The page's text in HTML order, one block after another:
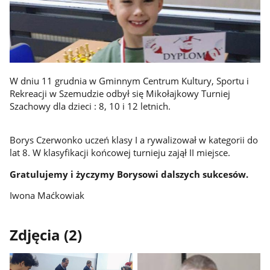
W dniu 11 grudnia w Gminnym Centrum Kultury, Sportu i
Rekreacji w Szemudzie odbył się Mikołajkowy Turniej
Szachowy dla dzieci : 8, 10 i 12 letnich.
Borys Czerwonko uczeń klasy I a rywalizował w kategorii do
lat 8. W klasyfikacji końcowej turnieju zajął II miejsce.
Gratulujemy i życzymy Borysowi dalszych sukcesów.
Iwona Maćkowiak
Zdjęcia (2)